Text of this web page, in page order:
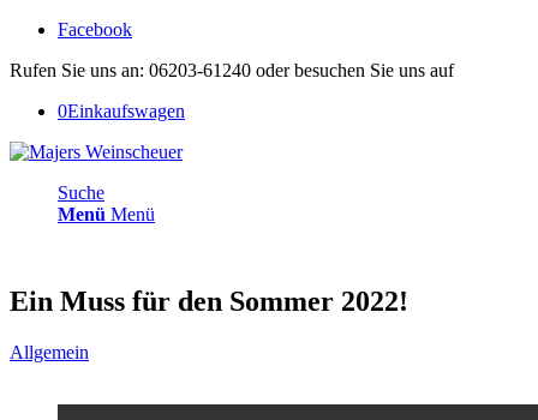
Facebook
Rufen Sie uns an: 06203-61240 oder besuchen Sie uns auf
0Einkaufswagen
Suche
Menü Menü
Ein Muss für den Sommer 2022!
Allgemein